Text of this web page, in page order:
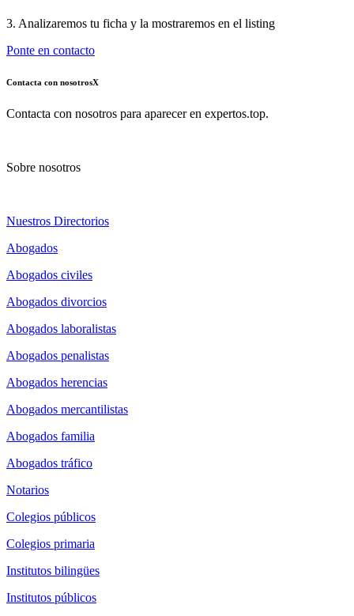
3. Analizaremos tu ficha y la mostraremos en el listing
Ponte en contacto
Contacta con nosotrosX
Contacta con nosotros para aparecer en expertos.top.
Sobre nosotros
Nuestros Directorios
Abogados
Abogados civiles
Abogados divorcios
Abogados laboralistas
Abogados penalistas
Abogados herencias
Abogados mercantilistas
Abogados familia
Abogados tráfico
Notarios
Colegios públicos
Colegios primaria
Institutos bilingües
Institutos públicos